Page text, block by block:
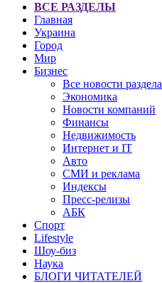
ВСЕ РАЗДЕЛЫ
Главная
Украина
Город
Мир
Бизнес
Все новости раздела
Экономика
Новости компаний
Финансы
Недвижимость
Интернет и IT
Авто
СМИ и реклама
Индексы
Пресс-релизы
АБК
Спорт
Lifestyle
Шоу-биз
Наука
БЛОГИ ЧИТАТЕЛЕЙ